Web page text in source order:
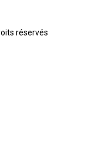
réservés